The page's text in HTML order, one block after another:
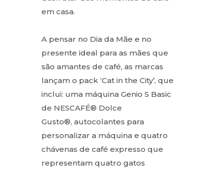
em casa.
A pensar no Dia da Mãe e no
presente ideal para as mães que
são amantes de café, as marcas
lançam o pack ‘Cat in the City’, que
inclui: uma máquina Genio S Basic
de NESCAFÉ® Dolce
Gusto®, autocolantes para
personalizar a máquina e quatro
chávenas de café expresso que
representam quatro gatos